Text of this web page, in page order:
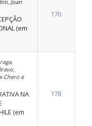
Joan
(em
170
Chero e
NA
(em
178